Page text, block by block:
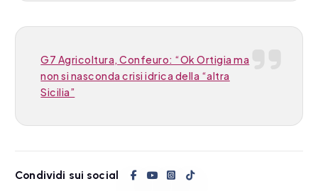
G7 Agricoltura, Confeuro: “Ok Ortigia ma
non si nasconda crisi idrica della “altra
Sicilia”
Condividi sui social